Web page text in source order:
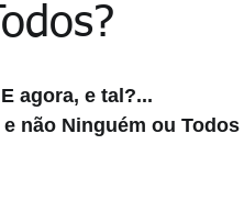
agora, e tal?...
não Ninguém ou Todos